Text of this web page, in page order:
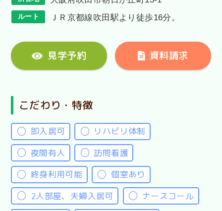
ルート ＪＲ京都線吹田駅より徒歩16分。
見学予約 資料請求
こだわり・特徴
即入居可
リハビリ体制
夜間有人
訪問看護
終身利用可能
個室あり
2人部屋、夫婦入居可
ナースコール